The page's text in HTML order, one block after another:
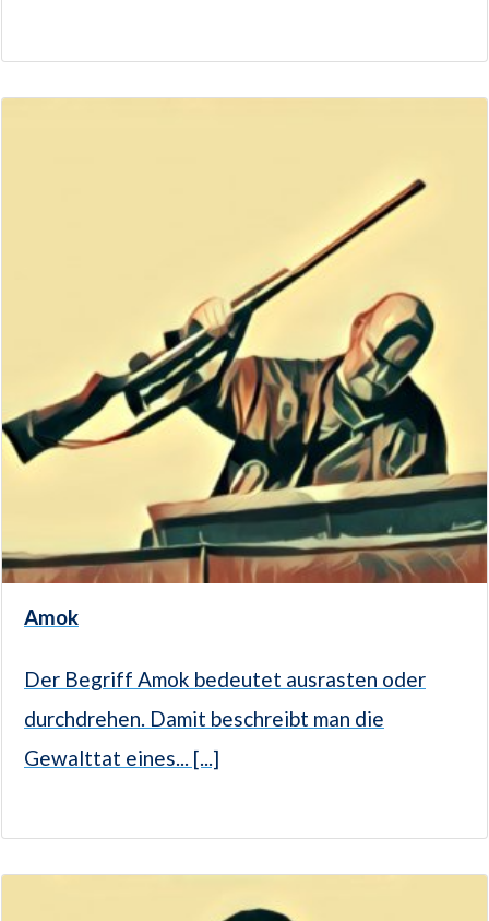
Amok
Der Begriff Amok bedeutet ausrasten oder
durchdrehen. Damit beschreibt man die
Gewalttat eines... [...]